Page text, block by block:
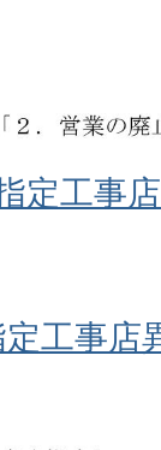
定工事
定工事